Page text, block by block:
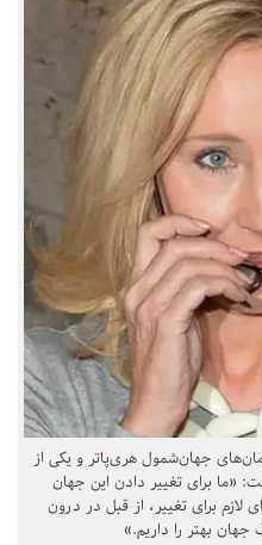
جهان‌شمول هری‌پاتر و یکی از
«ما برای تغییر دادن این جهان
لازم برای تغییر، از قبل در درون
بهتر را داریم.»